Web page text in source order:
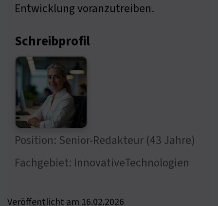
Entwicklung voranzutreiben.
Schreibprofil
Position: Senior-Redakteur (43 Jahre)
Fachgebiet: InnovativeTechnologien
Veröffentlicht am 16.02.2026